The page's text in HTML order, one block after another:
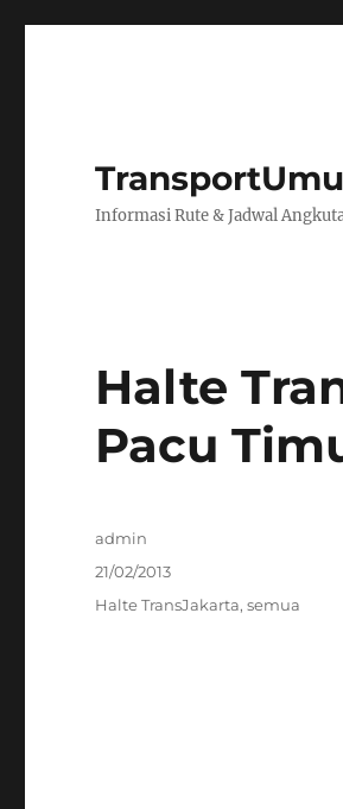
Informasi Rute & Jadwal
Halte
Pacu
Author
admin
Posted
21/02/2013
Categories
Halte TransJakarta,semua